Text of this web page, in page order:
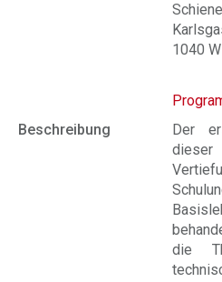
1040
Beschreibung
Der
die